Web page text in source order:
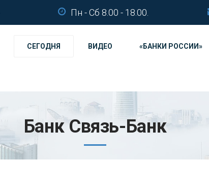
Пн - Сб 8.00 - 18.00.
СЕГОДНЯ ВИДЕО «БАНКИ РОССИИ»
Банк Связь-Банк